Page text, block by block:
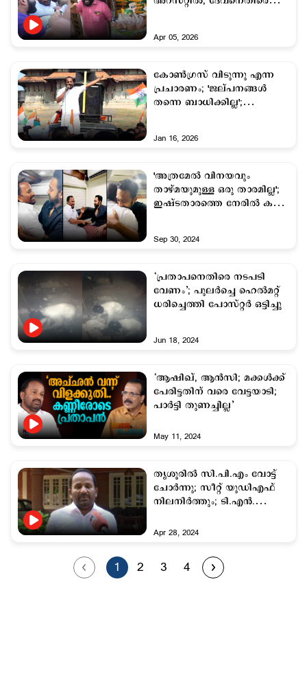
Apr 05, 2026
കോണ്‍ഗ്രസ് വിടുന്നു എന്ന
പ്രചാരണം; 'ജല്പനങ്ങള്‍
തന്നെ ബാധിക്കില്ല';
Jan 16, 2026
'അത്രമേൽ വിനയവും
താഴ്മയുമുള്ള ഒരു താരമില്ല';
ഇഷ്ടതാരത്തെ നേരില്‍ കണ്ട്
Sep 30, 2024
‘പ്രതാപനെതിരെ നടപടി
വേണം’; പുലര്‍ച്ചെ ഹെല്‍മറ്റ്
ധരിച്ചെത്തി പോസ്റ്റര്‍ ഒട്ടിച്ചു
Jun 18, 2024
‘ആഷിഖ്, ആന്‍സി; മക്കള്‍ക്ക്
പേരിട്ടതിന് വരെ വേട്ടയാടി;
പാര്‍ട്ടി തുണച്ചില്ല’
May 11, 2024
തൃശൂരില്‍ സി.പി.എം വോട്ട്
ചോര്‍ന്നു; സീറ്റ് യുഡിഎഫ്
നിലനിര്‍ത്തും; ടി.എന്‍.
Apr 28, 2024
1 2 3 4